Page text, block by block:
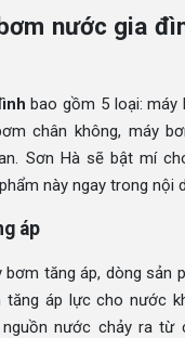
nước gia
bao gồm 5 loại: máy
chân không, máy
Sơn Hà sẽ bật mí
này ngay trong nội
áp
tăng áp, dòng sản
tăng áp lực cho nước
nước chảy ra từ